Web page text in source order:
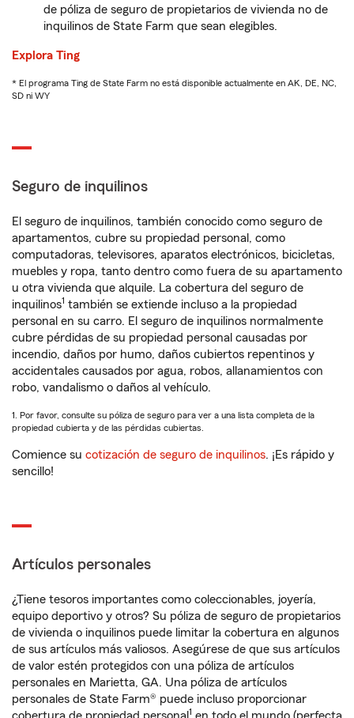
de póliza de seguro de propietarios de vivienda no de
inquilinos de State Farm que sean elegibles.
Explora Ting
* El programa Ting de State Farm no está disponible actualmente en AK, DE, NC,
SD ni WY
Seguro de inquilinos
El seguro de inquilinos, también conocido como seguro de
apartamentos, cubre su propiedad personal, como
computadoras, televisores, aparatos electrónicos, bicicletas,
muebles y ropa, tanto dentro como fuera de su apartamento
u otra vivienda que alquile. La cobertura del seguro de
inquilinos1 también se extiende incluso a la propiedad
personal en su carro. El seguro de inquilinos normalmente
cubre pérdidas de su propiedad personal causadas por
incendio, daños por humo, daños cubiertos repentinos y
accidentales causados por agua, robos, allanamientos con
robo, vandalismo o daños al vehículo.
1. Por favor, consulte su póliza de seguro para ver a una lista completa de la
propiedad cubierta y de las pérdidas cubiertas.
Comience su cotización de seguro de inquilinos. ¡Es rápido y
sencillo!
Artículos personales
¿Tiene tesoros importantes como coleccionables, joyería,
equipo deportivo y otros? Su póliza de seguro de propietarios
de vivienda o inquilinos puede limitar la cobertura en algunos
de sus artículos más valiosos. Asegúrese de que sus artículos
de valor estén protegidos con una póliza de artículos
personales en Marietta, GA. Una póliza de artículos
personales de State Farm® puede incluso proporcionar
1